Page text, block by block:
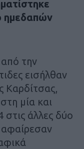
ημεδαπών
την
εισήλθαν
Καρδίτσας,
μία και
στις άλλες δύο
αφαίρεσαν